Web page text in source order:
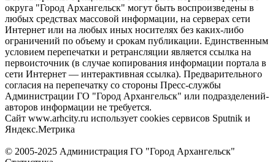
округа "Город Архангельск" могут быть воспроизведены в
любых средствах массовой информации, на серверах сети
Интернет или на любых иных носителях без каких-либо
ограничений по объему и срокам публикации. Единственным
условием перепечатки и ретрансляции является ссылка на
первоисточник (в случае копирования информации портала в
сети Интернет — интерактивная ссылка). Предварительного
согласия на перепечатку со стороны Пресс-службы
Администрации ГО "Город Архангельск" или подразделений-
авторов информации не требуется.
Сайт www.arhcity.ru использует cookies сервисов Sputnik и
Яндекс.Метрика
© 2005-2025 Администрация ГО "Город Архангельск"